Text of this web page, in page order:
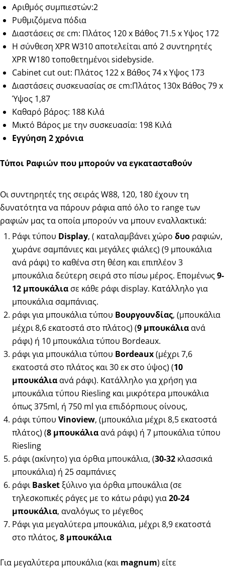
Αριθμός συμπιεστών:2
Ρυθμιζόμενα πόδια
Διαστάσεις σε cm: Πλάτος 120 x Βάθος 71.5 x Υψος 172
Η σύνθεση XPR W310 αποτελείται από 2 συντηρητές
XPR W180 τοποθετημένοι sidebyside.
Cabinet cut out: Πλάτος 122 x Βάθος 74 x Υψος 173
Διαστάσεις συσκευασίας σε cm:Πλάτος 130x Βάθος 79 x
Ύψος 1,87
Καθαρό βάρος: 188 Κιλά
Μικτό Βάρος με την συσκευασία: 198 Κιλά
Εγγύηση 2 χρόνια
Τύποι Ραφιών που μπορούν να εγκατασταθούν
Οι συντηρητές της σειράς W88, 120, 180 έχουν τη
δυνατότητα να πάρουν ράφια από όλο το range των
ραφιών μας τα οποία μπορούν να μπουν εναλλακτικά:
Ράφι τύπου Display, ( καταλαμβάνει χώρο δυο ραφιών,
χωράνε σαμπάνιες και μεγάλες φιάλες) (9 μπουκάλια
ανά ράφι) το καθένα στη θέση και επιπλέον 3
μπουκάλια δεύτερη σειρά στο πίσω μέρος. Επομένως9-
12 μπουκάλια σε κάθε ράφι display. Κατάλληλο για
μπουκάλια σαμπάνιας.
ράφι για μπουκάλια τύπου Βουργουνδίας, (μπουκάλια
μέχρι 8,6 εκατοστά στο πλάτος) (9 μπουκάλιαανά
ράφι) ή 10 μπουκάλια τύπου Bordeaux.
ράφι για μπουκάλια τύπου Bordeaux(μέχρι 7,6
εκατοστά στο πλάτος και 30 εκ στο ύψος) (10
μπουκάλιαανά ράφι). Κατάλληλο για χρήση για
μπουκάλια τύπου Riesling και μικρότερα μπουκάλια
όπως 375ml, ή 750 ml για επιδόρπιους οίνους,
ράφι τύπου Vinoview, (μπουκάλια μέχρι 8,5 εκατοστά
πλάτος) (8 μπουκάλιαανά ράφι) ή 7 μπουκάλια τύπου
Riesling
ράφι (ακίνητο) για όρθια μπουκάλια, (30-32 κλασσικά
μπουκάλια) ή 25 σαμπάνιες
ράφιBasketξύλινο για όρθια μπουκάλια (σε
τηλεσκοπικές ράγες με το κάτω ράφι) για20-24
μπουκάλια, αναλόγως το μέγεθος
Ράφι για μεγαλύτερα μπουκάλια, μέχρι 8,9 εκατοστά
στο πλάτος, 8 μπουκάλια
Για μεγαλύτερα μπουκάλια (καιmagnum) είτε